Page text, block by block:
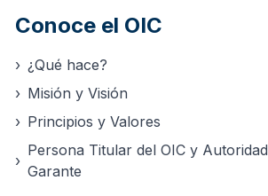
Conoce el OIC
› ¿Qué hace?
› Misión y Visión
› Principios y Valores
›
Persona Titular del OIC y Autoridad
Garante